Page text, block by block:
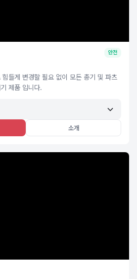
안전
들게 변경할 필요 없이 모든 총기 및 파츠
제품 입니다.
소개